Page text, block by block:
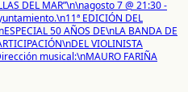
DEL MAR”\n\nagosto 7 @ 21:30 -
EDICIÓN DEL
50 AÑOS DE\nLA BANDA DE
VIOLINISTA
musical:\nMAURO FARIÑA